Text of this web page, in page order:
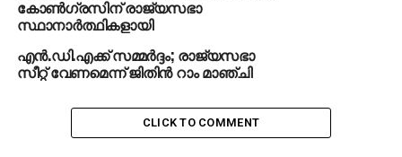
സംസ്ഥാനങ്ങളില്‍ ആറു വീതം രാജ്യസഭ
സീറ്റുകളിലേക്കും, എം.പി. വീരേന്ദ്രകുമാര്‍ രാജിവെച്ച
സാഹചര്യത്തില്‍ കേരളത്തില്‍ നിന്നും ഒരു
സീറ്റിലേക്കും, ഗുജറാത്തില്‍ നിന്നും നാലു
സംസ്ഥാനങ്ങളില്‍ അഞ്ചുവീതം സീറ്റുകളിലേക്കുമാണ്
തെരഞ്ഞെടുപ്പ് നടക്കുന്നത്.
എന്‍.ഡി.എക്ക് സമ്മര്‍ദ്ദം; രാജ്യസഭാ
സീറ്റ് വേണമെന്ന് ജിതിന്‍ റാം മാഞ്ചി